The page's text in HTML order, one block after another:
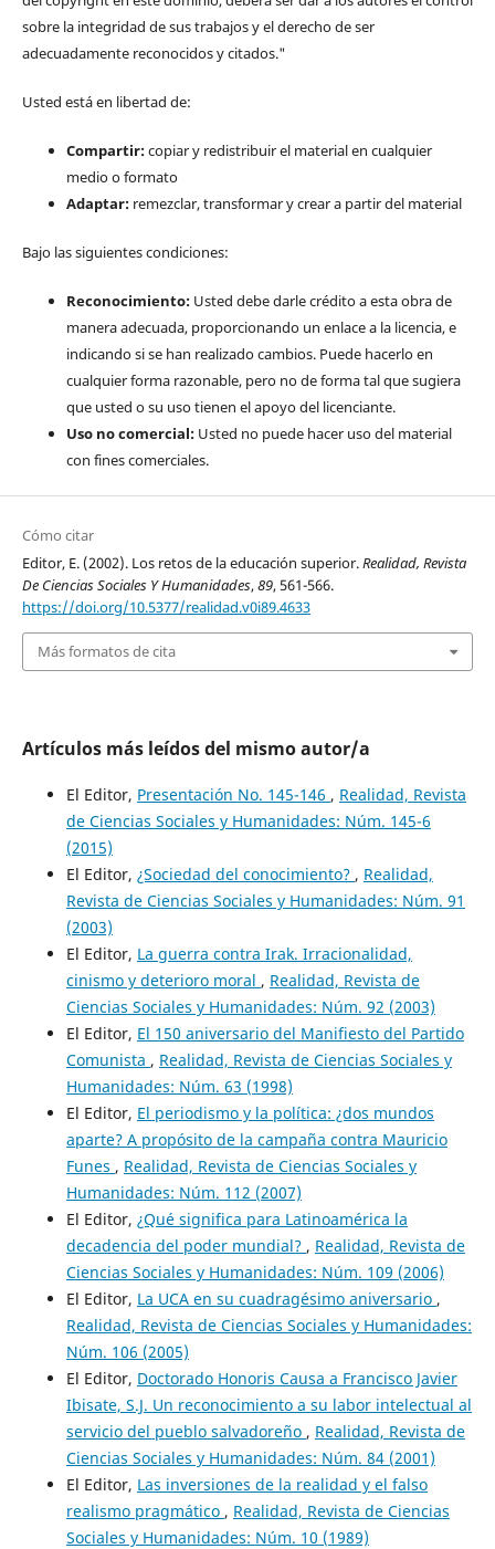
sobre la integridad de sus trabajos y el derecho de ser
adecuadamente reconocidos y citados."
Usted está en libertad de:
Compartir:copiar y redistribuir el material en cualquier
medio o formato
Adaptar:remezclar, transformar y crear a partir del material
Bajo las siguientes condiciones:
Reconocimiento:Usted debe darle crédito a esta obra de
manera adecuada, proporcionando un enlace a la licencia, e
indicando si se han realizado cambios. Puede hacerlo en
cualquier forma razonable, pero no de forma tal que sugiera
que usted o su uso tienen el apoyo del licenciante.
Uso no comercial:Usted no puede hacer uso del material
con fines comerciales.
Cómo citar
Editor, E. (2002). Los retos de la educación superior.Realidad, Revista
De Ciencias Sociales Y Humanidades,89, 561-566.
https://doi.org/10.5377/realidad.v0i89.4633
Más formatos de cita
Artículos más leídos del mismo autor/a
El Editor, Presentación No. 145-146 , Realidad, Revista
de Ciencias Sociales y Humanidades: Núm. 145-6
(2015)
El Editor, ¿Sociedad del conocimiento? , Realidad,
Revista de Ciencias Sociales y Humanidades: Núm. 91
(2003)
El Editor, La guerra contra Irak. Irracionalidad,
cinismo y deterioro moral , Realidad, Revista de
Ciencias Sociales y Humanidades: Núm. 92 (2003)
El Editor, El 150 aniversario del Manifiesto del Partido
Comunista , Realidad, Revista de Ciencias Sociales y
Humanidades: Núm. 63 (1998)
El Editor, El periodismo y la política: ¿dos mundos
aparte? A propósito de la campaña contra Mauricio
Funes , Realidad, Revista de Ciencias Sociales y
Humanidades: Núm. 112 (2007)
El Editor, ¿Qué significa para Latinoamérica la
decadencia del poder mundial? , Realidad, Revista de
Ciencias Sociales y Humanidades: Núm. 109 (2006)
El Editor, La UCA en su cuadragésimo aniversario ,
Realidad, Revista de Ciencias Sociales y Humanidades:
Núm. 106 (2005)
El Editor, Doctorado Honoris Causa a Francisco Javier
Ibisate, S.J. Un reconocimiento a su labor intelectual al
servicio del pueblo salvadoreño , Realidad, Revista de
Ciencias Sociales y Humanidades: Núm. 84 (2001)
El Editor, Las inversiones de la realidad y el falso
realismo pragmático , Realidad, Revista de Ciencias
Sociales y Humanidades: Núm. 10 (1989)